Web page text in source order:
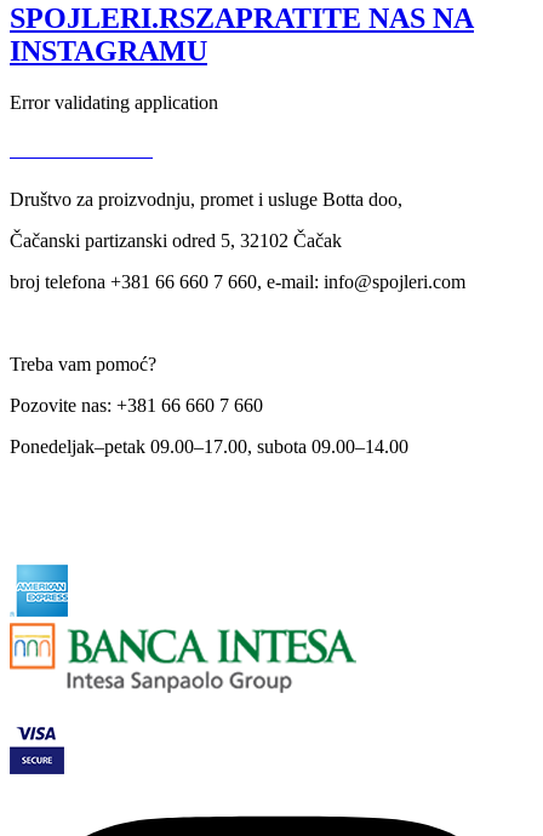
SPOJLERI.RSZAPRATITE NAS NA
INSTAGRAMU
Error validating application
Društvo za proizvodnju, promet i usluge Botta doo,
Čačanski partizanski odred 5, 32102 Čačak
broj telefona +381 66 660 7 660, e-mail: info@spojleri.com
Treba vam pomoć?
Pozovite nas: +381 66 660 7 660
Ponedeljak–petak 09.00–17.00, subota 09.00–14.00